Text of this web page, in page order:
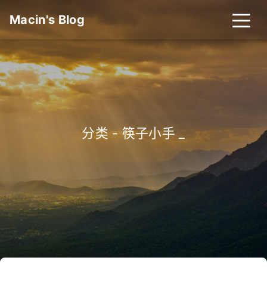
Macin's Blog
分类 - 筷子小手_